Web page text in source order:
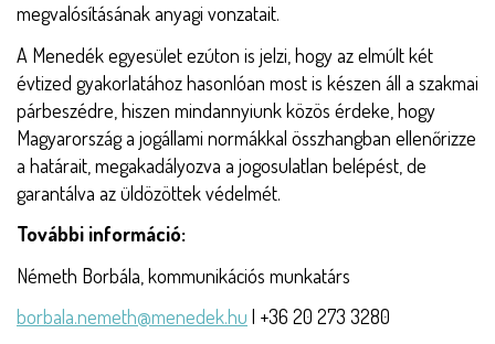
megvalósításának anyagi vonzatait.
A Menedék egyesület ezúton is jelzi, hogy az elmúlt két
évtized gyakorlatához hasonlóan most is készen áll a szakmai
párbeszédre, hiszen mindannyiunk közös érdeke, hogy
Magyarország a jogállami normákkal összhangban ellenőrizze
a határait, megakadályozva a jogosulatlan belépést, de
garantálva az üldözöttek védelmét.
További információ:
Németh Borbála, kommunikációs munkatárs
borbala.nemeth@menedek.hu | +36 20 273 3280